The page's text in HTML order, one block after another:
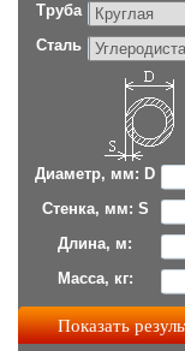
Труба
Сталь
Диаметр, мм: D
Стенка, мм: S
Длина, м:
Масса, кг: